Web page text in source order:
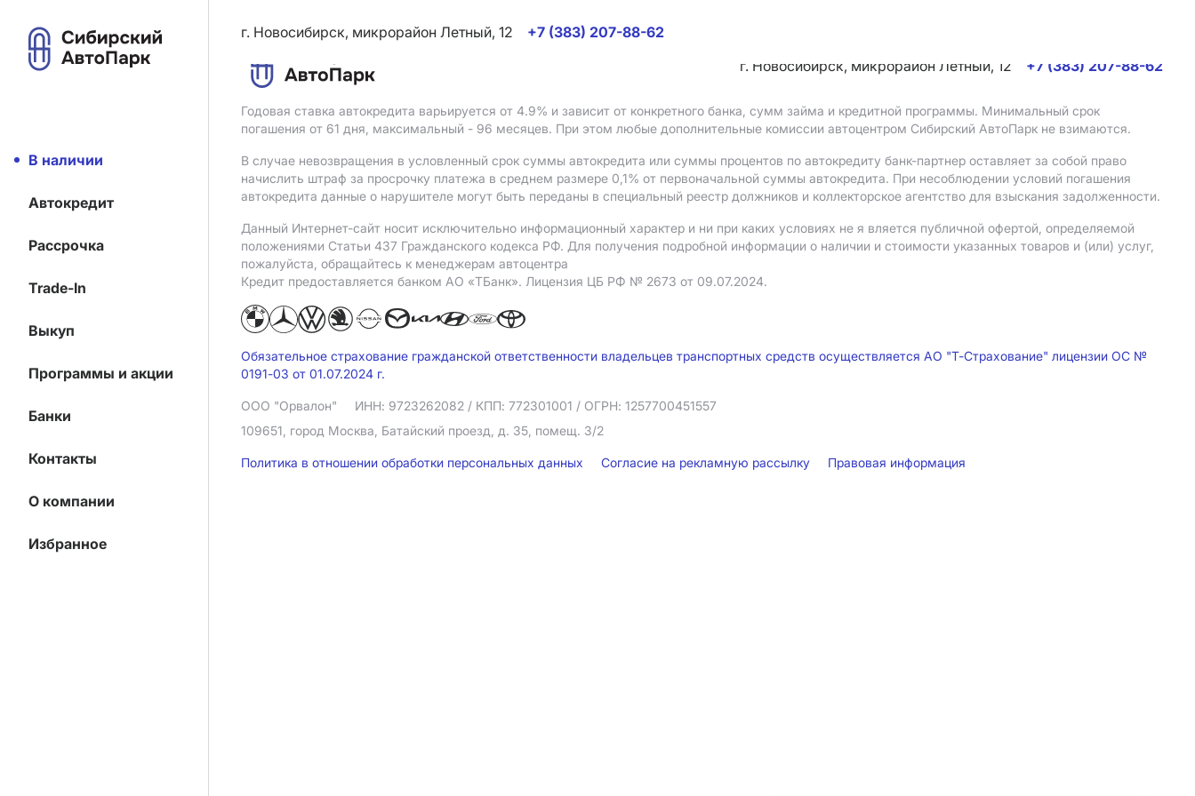
В наличии
Автокредит
Рассрочка
Trade-In
Выкуп
Программы и акции
Банки
Контакты
О компании
Избранное
г. Новосибирск, микрорайон Летный, 12
+7 (383) 207-88-62
г. Новосибирск, микрорайон Летный, 12
+7 (383) 207-88-62
Годовая ставка автокредита варьируется от 4.9% и зависит от конкретного банка, сумм займа и кредитной программы. Минимальный срок
погашения от 61 дня, максимальный - 96 месяцев. При этом любые дополнительные комиссии автоцентром Сибирский АвтоПарк не взимаются.
В случае невозвращения в условленный срок суммы автокредита или суммы процентов по автокредиту банк-партнер оставляет за собой право
начислить штраф за просрочку платежа в среднем размере 0,1% от первоначальной суммы автокредита. При несоблюдении условий погашения
автокредита данные о нарушителе могут быть переданы в специальный реестр должников и коллекторское агентство для взыскания задолженности.
Данный Интернет-сайт носит исключительно информационный характер и ни при каких условиях не я вляется публичной офертой, определяемой
положениями Статьи 437 Гражданского кодекса РФ. Для получения подробной информации о наличии и стоимости указанных товаров и (или) услуг,
пожалуйста, обращайтесь к менеджерам автоцентра
Кредит предоставляется банком АO «ТБанк». Лицензия ЦБ РФ № 2673 от 09.07.2024.
Обязательное страхование гражданской ответственности владельцев транспортных средств осуществляется АО "Т-Страхование" лицензии ОС №
0191-03 от 01.07.2024 г.
ООО "Орвалон" ИНН: 9723262082 / КПП: 772301001 / ОГРН: 1257700451557
109651, город Москва, Батайский проезд, д. 35, помещ. 3/2
Политика в отношении обработки персональных данных Согласие на рекламную рассылку Правовая информация